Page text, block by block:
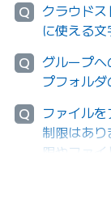
Q
クラウド
に使える文
Q
グループ
プフォルダ
Q
ファイル
制限はあ
限やファイ